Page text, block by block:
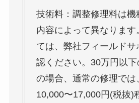
技術料：調整修理料は機
内容によって異なります
ては、弊社フィールドサ
認ください。30万円以下
の場合、通常の修理では
10,000〜17,000円(税抜)